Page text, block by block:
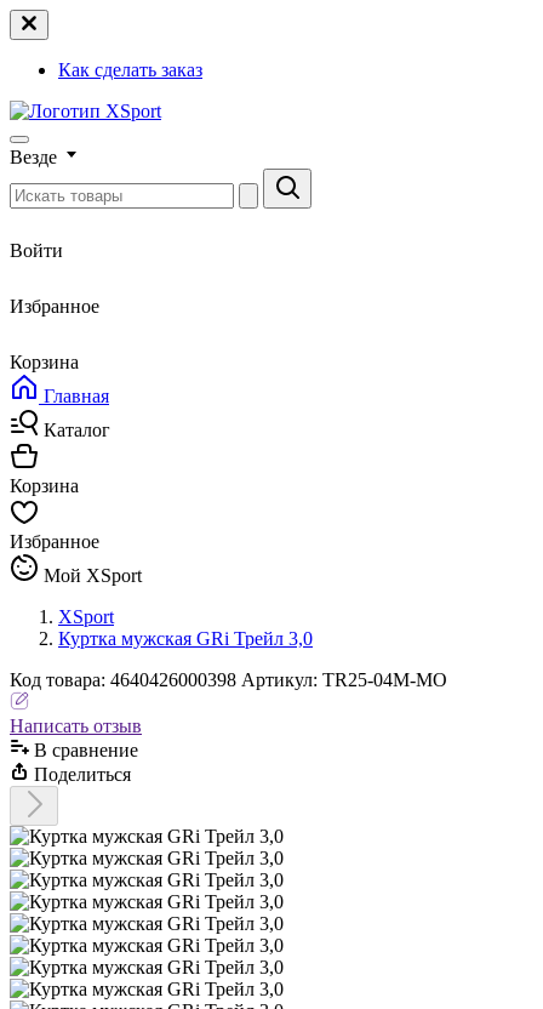
Как сделать заказ
Везде
Войти
Избранное
Корзина
Главная
Каталог
Корзина
Избранное
Мой XSport
XSport
Куртка мужская GRi Трейл 3,0
Код товара: 4640426000398 Артикул: TR25-04M-MO
Написать отзыв
В сравнениe
Поделиться